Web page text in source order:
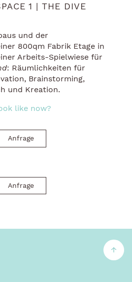
1 | THE DIVE
und der
800qm Fabrik Etage in
Arbeits-Spielwiese für
: Räumlichkeiten für
Brainstorming,
und Kreation.
like now?
Anfrage
Anfrage
↑